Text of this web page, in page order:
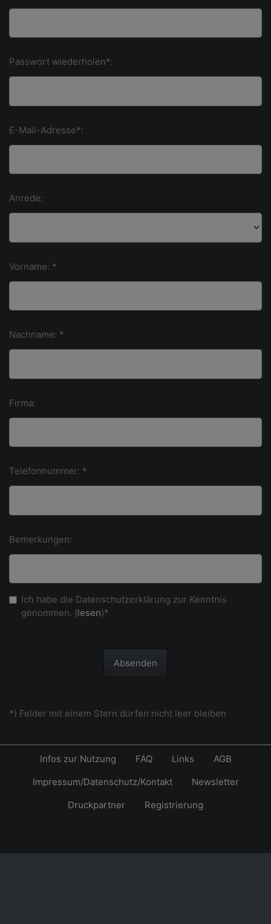
Passwort wiederholen*:
E-Mail-Adresse*:
Anrede:
Vorname: *
Nachname: *
Firma:
Telefonnummer: *
Bemerkungen:
Ich habe die Datenschutzerklärung zur Kenntnis
genommen. (lesen)*
Absenden
*) Felder mit einem Stern dürfen nicht leer bleiben
Infos zur Nutzung FAQ Links
AGB
Impressum/Datenschutz/Kontakt
Newsletter
Druckpartner
Registrierung